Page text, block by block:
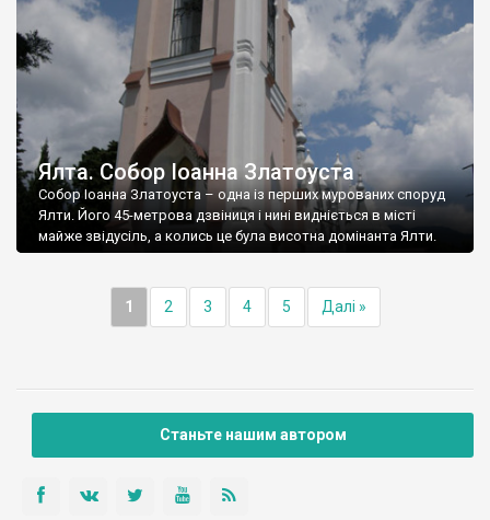
Ялта. Собор Іоанна Златоуста
Собор Іоанна Златоуста – одна із перших мурованих споруд
Ялти. Його 45-метрова дзвіниця і нині видніється в місті
майже звідусіль, а колись це була висотна домінанта Ялти.
1 2 3 4 5 Далі »
Станьте нашим автором